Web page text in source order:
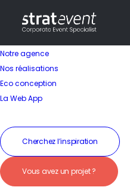
Notre agence
Nos réalisations
Eco conception
La Web App
Cherchez l’inspiration
Vous avez un projet ?
Un musée
nature
Naples et l'île
Ruelles vivantes,